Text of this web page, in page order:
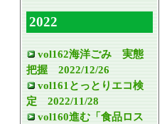
2022
vol162海洋ごみ 実態
把握 2022/12/26
vol161とっとりエコ検
定 2022/11/28
vol160進む「食品ロス